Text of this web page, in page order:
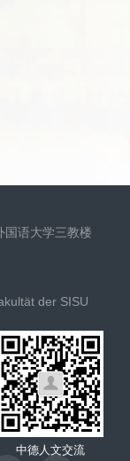
国语大学三教楼
der SISU
中德人文交流